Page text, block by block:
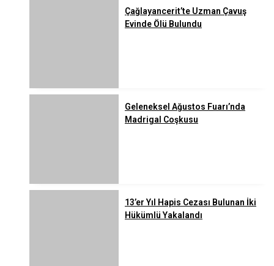
Çağlayancerit’te Uzman Çavuş
Evinde Ölü Bulundu
Geleneksel Ağustos Fuarı’nda
Madrigal Coşkusu
13’er Yıl Hapis Cezası Bulunan İki
Hükümlü Yakalandı